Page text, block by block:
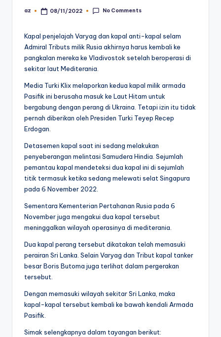
Posted
az 08/11/2022 No Comments
Kapal penjelajah Varyag dan kapal anti-kapal selam
Admiral Tributs milik Rusia akhirnya harus kembali ke
pangkalan mereka ke Vladivostok setelah beroperasi di
sekitar laut Mediterania.
Media Turki Klix melaporkan kedua kapal milik armada
Pasifik ini berusaha masuk ke Laut Hitam untuk
bergabung dengan perang di Ukraina. Tetapi izin itu tidak
pernah diberikan oleh Presiden Turki Teyep Recep
Erdogan.
Detasemen kapal saat ini sedang melakukan
penyeberangan melintasi Samudera Hindia. Sejumlah
pemantau kapal mendeteksi dua kapal ini di sejumlah
titik termasuk ketika sedang melewati selat Singapura
pada 6 November 2022.
Sementara Kementerian Pertahanan Rusia pada 6
November juga mengakui dua kapal tersebut
meninggalkan wilayah operasinya di mediterania.
Dua kapal perang tersebut dikatakan telah memasuki
perairan Sri Lanka. Selain Varyag dan Tribut kapal tanker
besar Boris Butoma juga terlihat dalam pergerakan
tersebut.
Dengan memasuki wilayah sekitar Sri Lanka, maka
kapal-kapal tersebut kembali ke bawah kendali Armada
Pasifik.
Simak selengkapnya dalam tayangan berikut: